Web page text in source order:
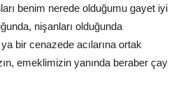
benim nerede olduğumu gayet iyi
nişanları olduğunda
bir cenazede acılarına ortak
emeklimizin yanında beraber çay